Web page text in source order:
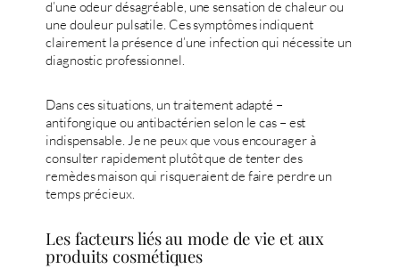
d’une odeur désagréable, une sensation de chaleur ou
une douleur pulsatile. Ces symptômes indiquent
clairement la présence d’une infection qui nécessite un
diagnostic professionnel.
Dans ces situations, un traitement adapté –
antifongique ou antibactérien selon le cas – est
indispensable. Je ne peux que vous encourager à
consulter rapidement plutôt que de tenter des
remèdes maison qui risqueraient de faire perdre un
temps précieux.
Les facteurs liés au mode de vie et aux
produits cosmétiques